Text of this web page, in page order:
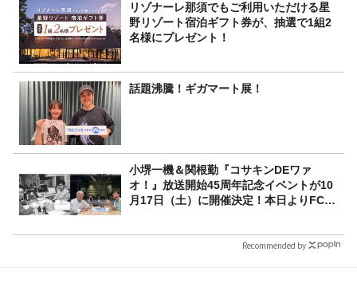
リゾナーレ那須でもご利用いただける星
野リゾート宿泊ギフト券が、抽選で1組2
名様にプレゼント！
話題沸騰！ギガマート展！
小堺一機＆関根勤『コサキンDEワァ
オ！』放送開始45周年記念イベントが10
月17日（土）に開催決定！本日よりFC先
Recommended by